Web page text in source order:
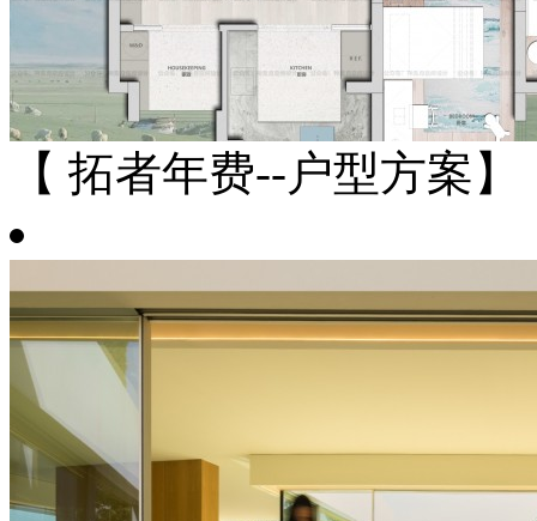
【 拓者年费--户型方案】